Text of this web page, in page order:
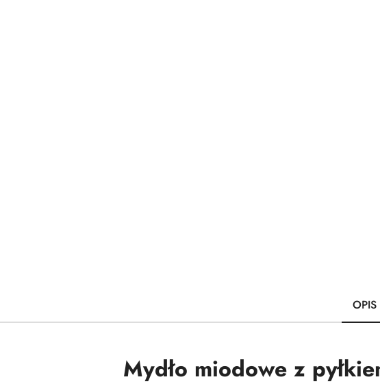
Mydło miodowe z